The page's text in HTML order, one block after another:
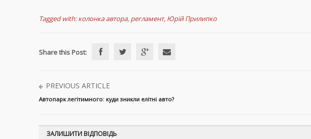
Tagged with: колонка автора, регламент, Юрій Прилипко
Share this Post:
PREVIOUS ARTICLE
Автопарк легітимного: куди зникли елітні авто?
ЗАЛИШИТИ ВІДПОВІДЬ